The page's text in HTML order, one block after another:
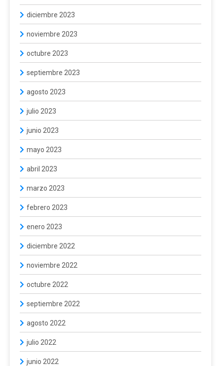
diciembre 2023
noviembre 2023
octubre 2023
septiembre 2023
agosto 2023
julio 2023
junio 2023
mayo 2023
abril 2023
marzo 2023
febrero 2023
enero 2023
diciembre 2022
noviembre 2022
octubre 2022
septiembre 2022
agosto 2022
julio 2022
junio 2022